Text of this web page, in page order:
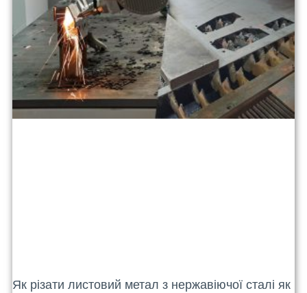
Як різати листовий метал з нержавіючої сталі як